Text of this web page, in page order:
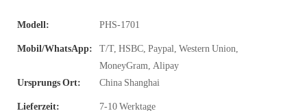
Modell: PHS-1701
Mobil/WhatsApp:
T/T, HSBC, Paypal, Western Union,
MoneyGram, Alipay
Ursprungs Ort:
China Shanghai
Lieferzeit: 7-10 Werktage